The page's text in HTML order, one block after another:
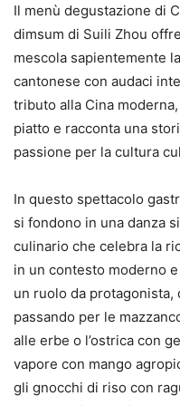
Il menù degustazione di
dimsum di Suili Zhou
mescola sapientemente
cantonese con audaci
tributo alla Cina
piatto e racconta una
passione per la cultura
In questo spettacolo
si fondono in una danza
culinario che celebra la
in un contesto moderno
un ruolo da protagonista,
passando per le
alle erbe o l’ostrica con
vapore con mango
gli gnocchi di riso con